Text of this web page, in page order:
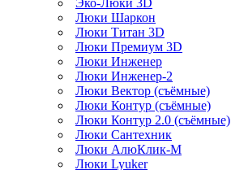
Эко-Люки 3D
Люки Шаркон
Люки Титан 3D
Люки Премиум 3D
Люки Инженер
Люки Инженер-2
Люки Вектор (съёмные)
Люки Контур (съёмные)
Люки Контур 2.0 (съёмные)
Люки Сантехник
Люки АлюКлик-М
Люки Lyuker